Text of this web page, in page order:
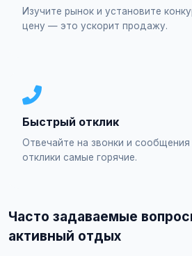
Изучите рынок и установите
цену — это ускорит продажу.
Быстрый отклик
Отвечайте на звонки и
отклики самые горячие.
Часто задаваемые
активный отдых